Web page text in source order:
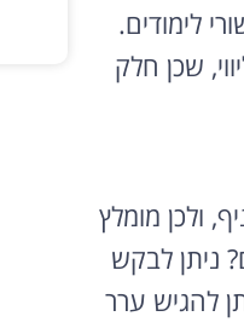
לימודים.
שכן חלק
ולכן מומלץ
ניתן לבקש
להגיש ערר